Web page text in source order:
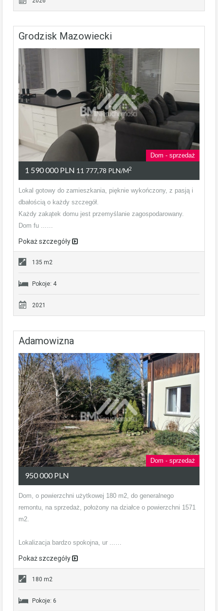
Grodzisk Mazowiecki
Dom - sprzedaż
1 590 000 PLN 11 777,78 PLN/m2
Lokal gotowy do zamieszkania, pięknie wykończony, z pasją i
dbałością o każdy szczegół.
Każdy zakątek domu jest przemyślanie zagospodarowany.
Dom fu ...…
Pokaż szczegóły
135 m2
Pokoje: 4
2021
Adamowizna
Dom - sprzedaż
950 000 PLN
Dom, o powierzchni użytkowej 180 m2, do generalnego
remontu, na sprzedaż, położony na działce o powierzchni 1571
m2.
Lokalizacja bardzo spokojna, ur ...…
Pokaż szczegóły
180 m2
Pokoje: 6